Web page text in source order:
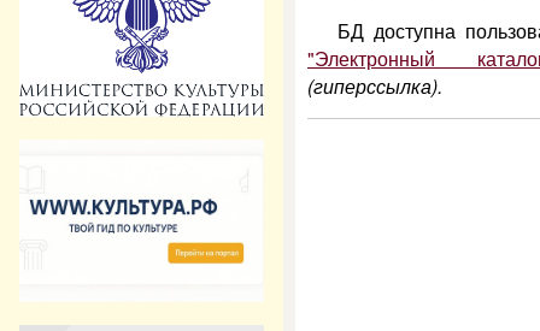
БД доступна
"Электронный
(гиперссылка).